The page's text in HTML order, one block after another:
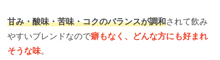
甘み・酸味・苦味・コクのバランスが調和されて飲み
やすいブレンドなので癖もなく、どんな方にも好まれ
そうな味。